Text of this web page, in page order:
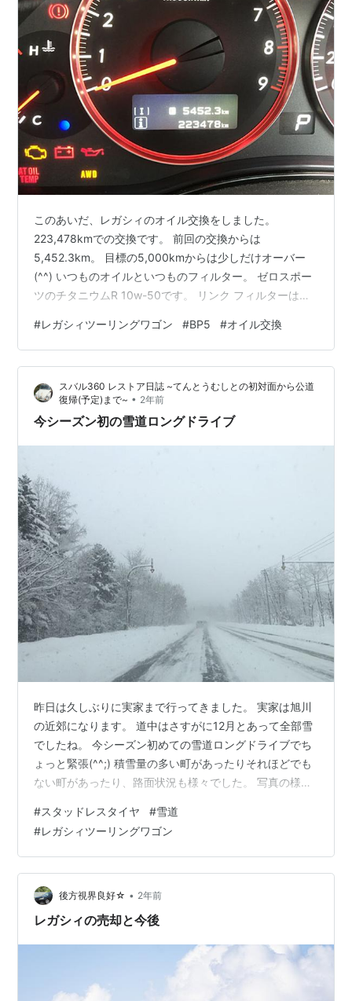
このあいだ、レガシィのオイル交換をしました。
223,478kmでの交換です。 前回の交換からは
5,452.3km。 目標の5,000kmからは少しだけオーバー
(^^) いつものオイルといつものフィルター。 ゼロスポー
ツのチタニウムR 10w-50です。 リンク フィルターは
ています(T_T) 他のオイルも試してみようかと思うんです
が、冒険の出来ない性格(^^) FOR BOXER ENGINEの文字
に安心感があります。 交換中の写真はありません(笑) い
つもの様にアンダーカバーを外してオイルを抜いて、オ
イルを入れました。 また5,000…
#レガシィツーリングワゴン #BP5 #オイル交換
スバル360 レストア日誌 ~てんとうむしとの初対面から公道
復帰(予定)まで~ • 2年前
今シーズン初の雪道ロングドライブ
昨日は久しぶりに実家まで行ってきました。 実家は旭川
の近郊になります。 道中はさすがに12月とあって全部雪
でしたね。 今シーズン初めての雪道ロングドライブでち
ょっと緊張(^^;) 積雪量の多い町があったりそれほどでも
ない町があったり、路面状況も様々でした。 写真の様に
は走りやすい。 雪が降っていなくて路面がツルツルにな
っているとスタッドレスのグリップ感が少なくなって怖
いです。 スタッドレスタイヤをちゃんと買いしていない
せいもありますが。。。。(^^;) リンク タイヤは去年買っ
たアンタレスという、買うまで聞いたこともなかったメ
ーカーのスタッドレ…
#スタッドレスタイヤ #雪道
#レガシィツーリングワゴン
後方視界良好☆ • 2年前
レガシィの売却と今後